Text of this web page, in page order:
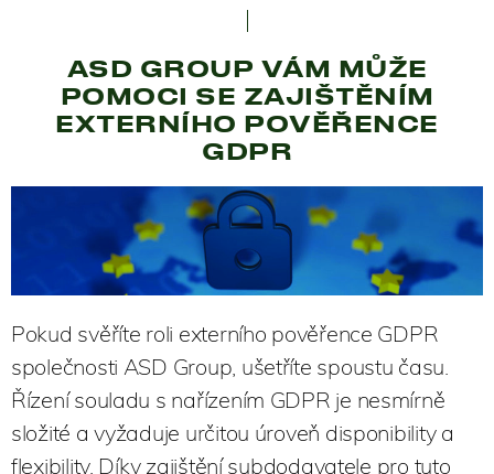
ASD GROUP VÁM MŮŽE
POMOCI SE ZAJIŠTĚNÍM
EXTERNÍHO POVĚŘENCE
GDPR
Pokud svěříte roli externího pověřence GDPR
společnosti ASD Group, ušetříte spoustu času.
Řízení souladu s nařízením GDPR je nesmírně
složité a vyžaduje určitou úroveň disponibility a
flexibility. Díky zajištění subdodavatele pro tuto